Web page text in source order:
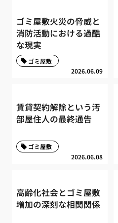
ゴミ屋敷火災の脅威と
消防活動における過酷
な現実
2026.06.09
ゴミ屋敷
賃貸契約解除という汚
部屋住人の最終通告
2026.06.08
ゴミ屋敷
高齢化社会とゴミ屋敷
増加の深刻な相関関係